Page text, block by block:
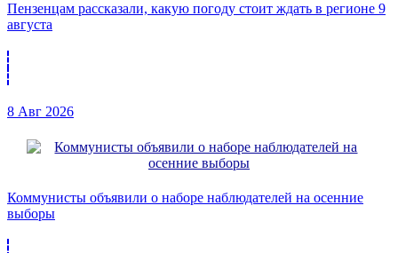
Пензенцам рассказали, какую погоду стоит ждать в регионе 9
августа
8 Авг 2026
Коммунисты объявили о наборе наблюдателей на осенние
выборы